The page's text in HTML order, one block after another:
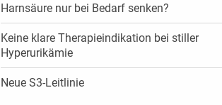
Harnsäure nur bei Bedarf senken?
Keine klare Therapieindikation bei stiller
Hyperurikämie
Neue S3-Leitlinie